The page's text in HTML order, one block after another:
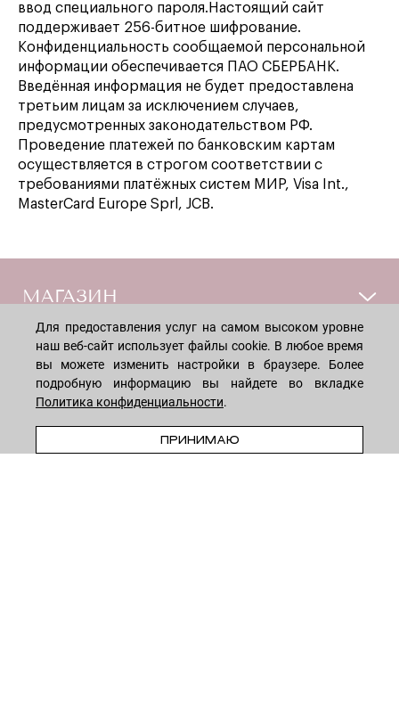
ввод специального пароля.Настоящий сайт
поддерживает 256-битное шифрование.
Конфиденциальность сообщаемой персональной
информации обеспечивается ПАО СБЕРБАНК.
Введённая информация не будет предоставлена
третьим лицам за исключением случаев,
предусмотренных законодательством РФ.
Проведение платежей по банковским картам
осуществляется в строгом соответствии с
требованиями платёжных систем МИР, Visa Int.,
MasterCard Europe Sprl, JCB.
МАГАЗИН
Лицо
Мужчинам
Тело
ПОКУПАТЕЛЯМ
Способы оплаты
Доставка товара
КОМПАНИЯ
О нас
НОВОСТНАЯ РАССЫЛКА
Для предоставления услуг на самом высоком уровне
наш веб-сайт использует файлы cookie. В любое время
вы можете изменить настройки в браузере. Более
подробную информацию вы найдете во вкладке
Политика конфиденциальности.
ПРИНИМАЮ